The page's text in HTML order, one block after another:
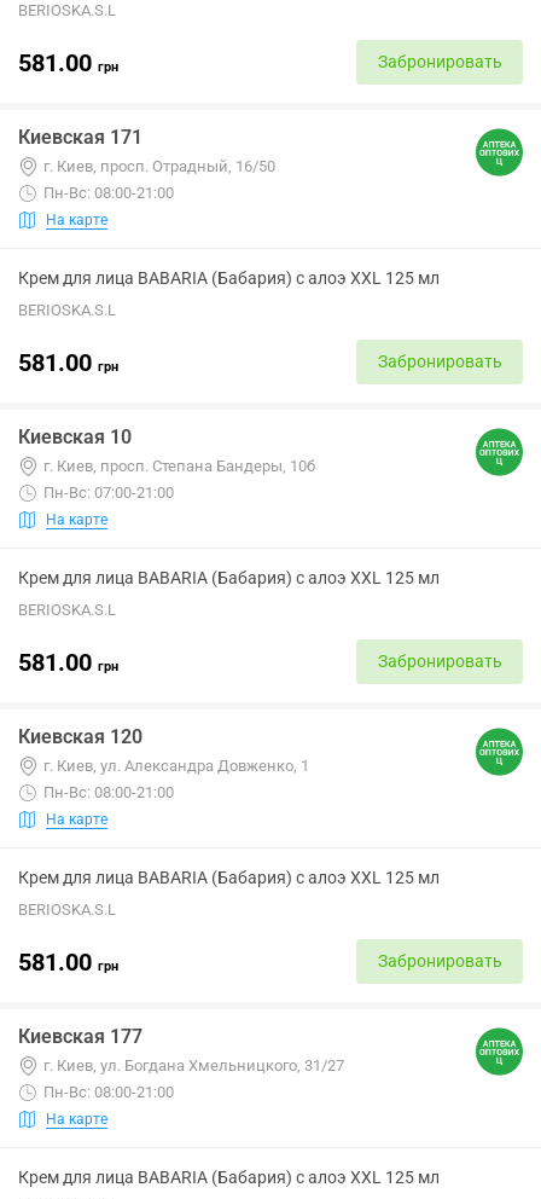
BERIOSKA.S.L
581.00 грн Забронировать
Киевская 171
г. Киев, просп. Отрадный, 16/50
Пн-Вс: 08:00-21:00
На карте
Крем для лица BABARIA (Бабария) с алоэ XXL 125 мл
BERIOSKA.S.L
581.00 грн Забронировать
Киевская 10
г. Киев, просп. Степана Бандеры, 10б
Пн-Вс: 07:00-21:00
На карте
Крем для лица BABARIA (Бабария) с алоэ XXL 125 мл
BERIOSKA.S.L
581.00 грн Забронировать
Киевская 120
г. Киев, ул. Александра Довженко, 1
Пн-Вс: 08:00-21:00
На карте
Крем для лица BABARIA (Бабария) с алоэ XXL 125 мл
BERIOSKA.S.L
581.00 грн Забронировать
Киевская 177
г. Киев, ул. Богдана Хмельницкого, 31/27
Пн-Вс: 08:00-21:00
На карте
Крем для лица BABARIA (Бабария) с алоэ XXL 125 мл